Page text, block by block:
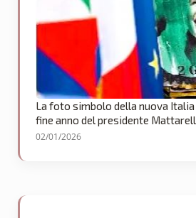
La foto simbolo della nuova
fine anno del presidente
02/01/2026